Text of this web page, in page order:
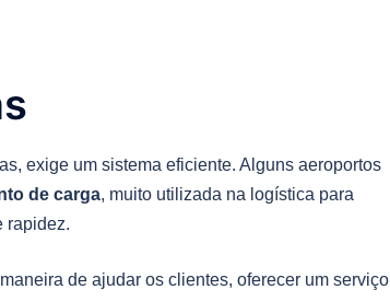
exige um sistema eficiente. Alguns aeroportos
de carga, muito utilizada na logística para
rapidez.
de ajudar os clientes, oferecer um serviço